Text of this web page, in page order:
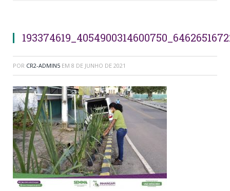
POR CR2-ADMIN5 EM 8 DE JUNHO DE 2021